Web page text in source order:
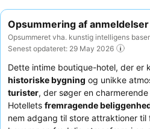
Opsummering af anmeldelser
Opsummeret vha. kunstig intelligens
Senest opdateret: 29 May 2026
Dette intime boutique-hotel, der er
historiske bygning og unikke
turister, der søger en
Hotellets fremragende
nem adgang til store attraktioner